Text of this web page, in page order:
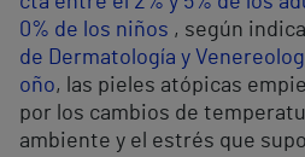
0% de los niños , según
de Dermatología y
oño, las pieles atópicas
por los cambios de
ambiente y el estrés que